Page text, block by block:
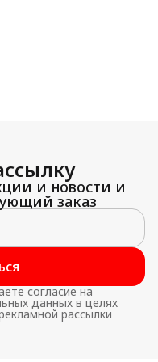
и новости и
заказ
согласие на
данных в целях
рассылки